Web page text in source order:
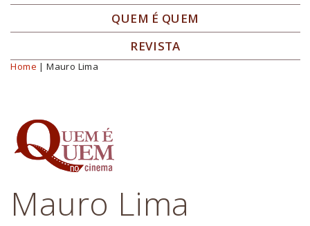
QUEM É QUEM
REVISTA
Você está aqui
Home | Mauro Lima
Mauro Lima